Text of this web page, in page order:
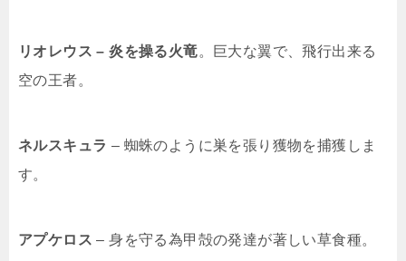
リオレウス – 炎を操る火竜。巨大な翼で、飛行出来る
空の王者。
ネルスキュラ – 蜘蛛のように巣を張り獲物を捕獲しま
す。
アプケロス – 身を守る為甲殻の発達が著しい草食種。